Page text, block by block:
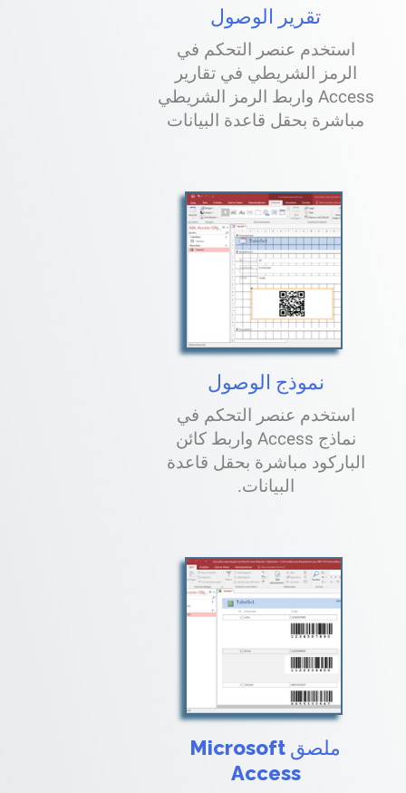
تقرير الوصول
استخدم عنصر التحكم في
الرمز الشريطي في تقارير
Access واربط الرمز الشريطي
مباشرة بحقل قاعدة البيانات
نموذج الوصول
استخدم عنصر التحكم في
نماذج Access واربط كائن
الباركود مباشرة بحقل قاعدة
البيانات.
ملصق Microsoft
Access